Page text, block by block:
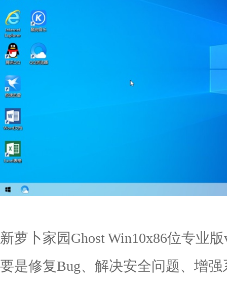
新萝卜家园Ghost Win10x86位专业
要是修复Bug、解决安全问题、增